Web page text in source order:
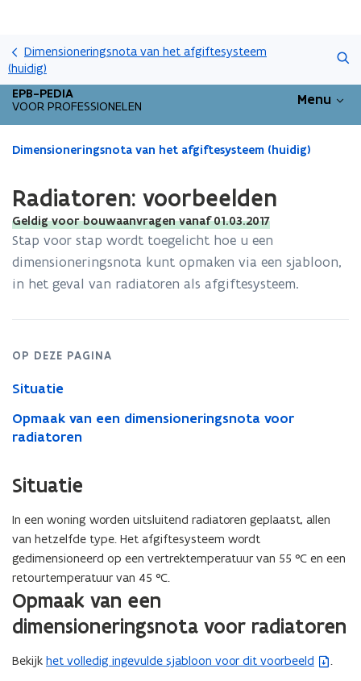
en
de
Dimensioneringsnota van het afgiftesysteem
(huidig)
Zoeken
EPB-PEDIA
VOOR PROFESSIONELEN Menu
Gedaan
bevindt
zich
op:
Radiatoren:
voorbeelden
Dimensioneringsnota van het afgiftesysteem (huidig)
Radiatoren: voorbeelden
Geldig voor bouwaanvragen vanaf 01.03.2017
Stap voor stap wordt toegelicht hoe u een
dimensioneringsnota kunt opmaken via een sjabloon,
in het geval van radiatoren als afgiftesysteem.
OP DEZE PAGINA
Situatie
Opmaak van een dimensioneringsnota voor
radiatoren
Situatie
In een woning worden uitsluitend radiatoren geplaatst, allen
van hetzelfde type. Het afgiftesysteem wordt
gedimensioneerd op een vertrektemperatuur van 55 °C en een
retourtemperatuur van 45 °C.
Opmaak van een
dimensioneringsnota voor radiatoren
Bekijk het volledig ingevulde sjabloon voor dit voorbeeld
(
.